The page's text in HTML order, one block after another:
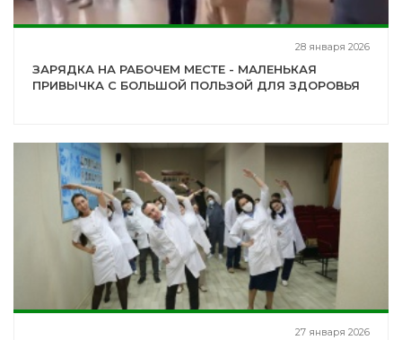
28 января 2026
ЗАРЯДКА НА РАБОЧЕМ МЕСТЕ - МАЛЕНЬКАЯ
ПРИВЫЧКА С БОЛЬШОЙ ПОЛЬЗОЙ ДЛЯ ЗДОРОВЬЯ
27 января 2026